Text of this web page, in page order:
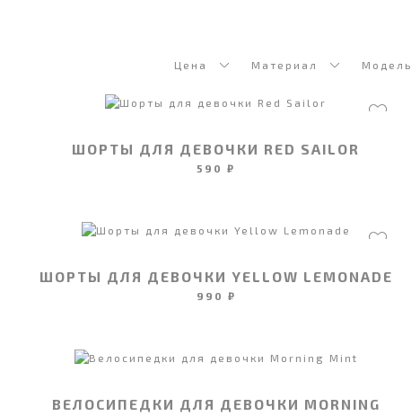
Цена Материал Модель
ШОРТЫ ДЛЯ ДЕВОЧКИ RED SAILOR
590 ₽
ШОРТЫ ДЛЯ ДЕВОЧКИ YELLOW LEMONADE
990 ₽
ВЕЛОСИПЕДКИ ДЛЯ ДЕВОЧКИ MORNING